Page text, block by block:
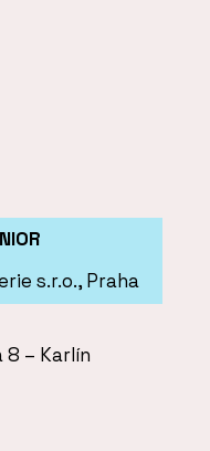
s.r.o., Praha
– Karlín